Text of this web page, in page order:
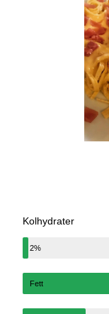
Kolhydrater
2%
Fett